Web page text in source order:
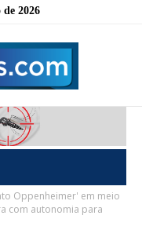
2026
Oppenheimer' em meio
com autonomia para